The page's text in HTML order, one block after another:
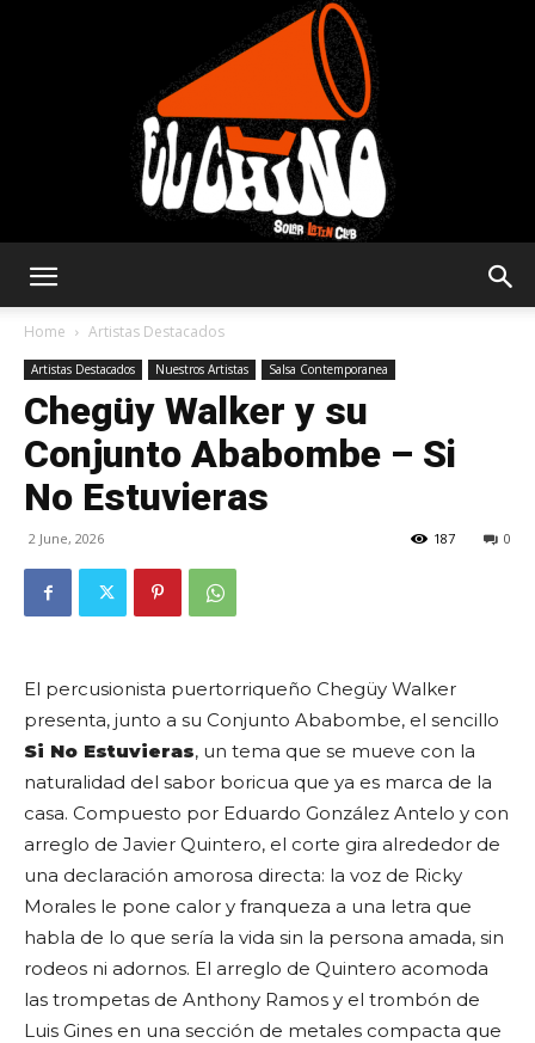
Latin
Club
Home Artistas Destacados
Artistas Destacados Nuestros Artistas Salsa Contemporanea
Chegüy Walker y su
Conjunto Ababombe – Si
No Estuvieras
2 June, 2026 0
187
El percusionista puertorriqueño Chegüy Walker
presenta, junto a su Conjunto Ababombe, el sencillo
Si No Estuvieras, un tema que se mueve con la
naturalidad del sabor boricua que ya es marca de la
casa. Compuesto por Eduardo González Antelo y con
arreglo de Javier Quintero, el corte gira alrededor de
una declaración amorosa directa: la voz de Ricky
Morales le pone calor y franqueza a una letra que
habla de lo que sería la vida sin la persona amada, sin
rodeos ni adornos. El arreglo de Quintero acomoda
las trompetas de Anthony Ramos y el trombón de
Luis Gines en una sección de metales compacta que